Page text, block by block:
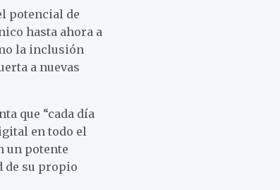
potencial de
hasta ahora a
la inclusión
a nuevas
que “cada día
en todo el
un potente
de su propio